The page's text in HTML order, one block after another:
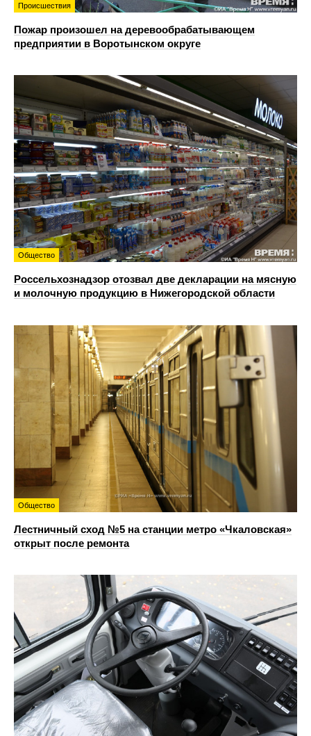
Происшествия
Пожар произошел на деревообрабатывающем
предприятии в Воротынском округе
Общество
Россельхознадзор отозвал две декларации на мясную
и молочную продукцию в Нижегородской области
Общество
Лестничный сход №5 на станции метро «Чкаловская»
открыт после ремонта